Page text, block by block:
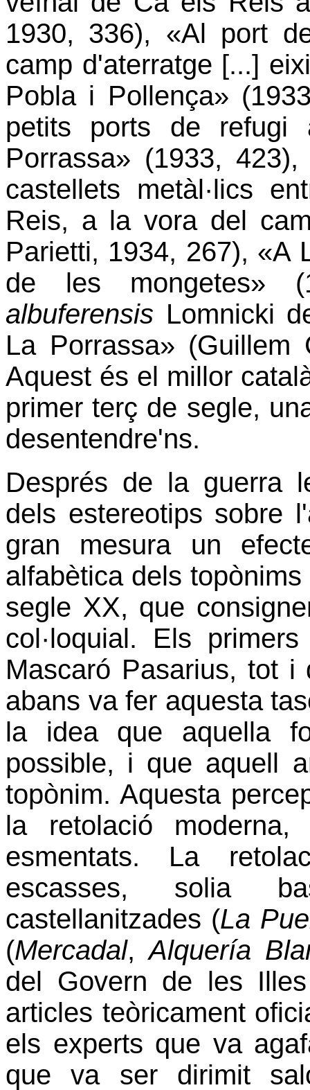
1930, 336), «Al port
camp d'aterratge [...]
Pobla i Pollença»
petits ports de
Porrassa» (1933,
castellets metàl·lics
Reis, a la vora del
Parietti, 1934, 267), «A
de les mongetes»
albuferensis Lomnicki
La Porrassa» (Guillem
Aquest és el millor
primer terç de segle,
desentendre'ns.
Després de la guerra
dels estereotips sobre
gran mesura un
alfabètica dels
segle XX, que
col·loquial. Els
Mascaró Pasarius, tot i
abans va fer aquesta
la idea que aquella
possible, i que aquell
topònim. Aquesta
la retolació
esmentats. La
escasses, solia
castellanitzades (La
(Mercadal,Alquería
del Govern de les
articles teòricament
els experts que va
que va ser dirimit